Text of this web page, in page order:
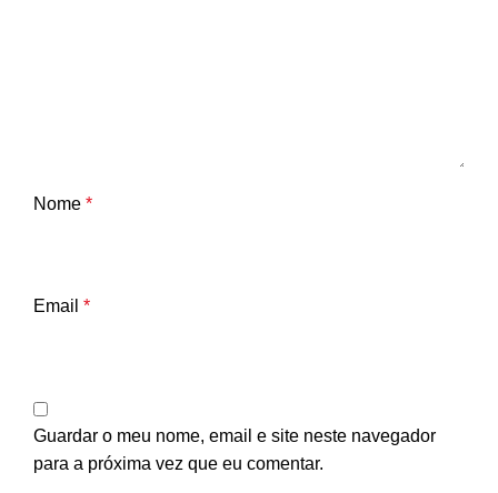
Nome *
Email *
Guardar o meu nome, email e site neste navegador
para a próxima vez que eu comentar.